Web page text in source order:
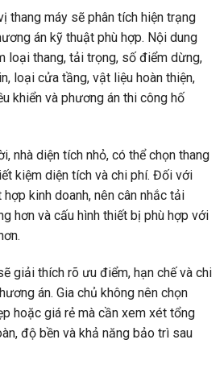
thang máy sẽ phân tích hiện trạng
án kỹ thuật phù hợp. Nội dung
loại thang, tải trọng, số điểm dừng,
loại cửa tầng, vật liệu hoàn thiện,
khiển và phương án thi công hố
nhà diện tích nhỏ, có thể chọn thang
kiệm diện tích và chi phí. Đối với
kinh doanh, nên cân nhắc tải
hơn và cấu hình thiết bị phù hợp với
giải thích rõ ưu điểm, hạn chế và chi
án. Gia chủ không nên chọn
hoặc giá rẻ mà cần xem xét tổng
độ bền và khả năng bảo trì sau